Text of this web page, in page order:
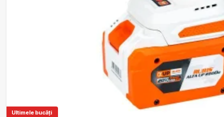
Ultimele bucăți